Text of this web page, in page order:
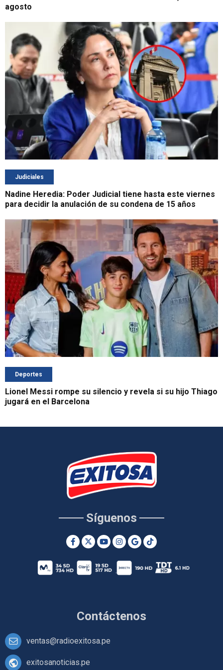
agosto
Judiciales
Nadine Heredia: Poder Judicial tiene hasta este viernes
para decidir la anulación de su condena de 15 años
Deportes
Lionel Messi rompe su silencio y revela si su hijo Thiago
jugará en el Barcelona
Contáctenos
ventas@radioexitosa.pe
exitosanoticias.pe
Síguenos